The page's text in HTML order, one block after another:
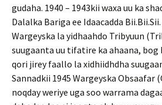
gudaha. 1940 – 1943kii waxa uu ka
Dalalka Bariga ee Idaacadda Bii.Bii.Sii.
Wargeyska la yidhaahdo Tribyuun
suugaanta uu tifatire ka ahaana, bog
qori jirey faallo la xidhiidhdha
Sannadkii 1945 Wargeyska Obsaafar
noqday weriye uga soo warrama